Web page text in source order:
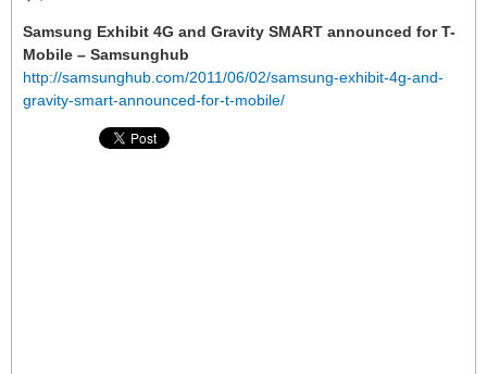
Samsung Exhibit 4G and Gravity SMART announced for T-
Mobile – Samsunghub
http://samsunghub.com/2011/06/02/samsung-exhibit-4g-and-
gravity-smart-announced-for-t-mobile/